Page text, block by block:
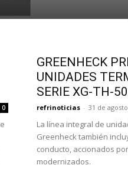
0
GREENHECK
UNIDADES
SERIE XG-TH-
refrinoticias - 31 de
La línea integral de
Greenheck también
conducto, accionados
modernizados.